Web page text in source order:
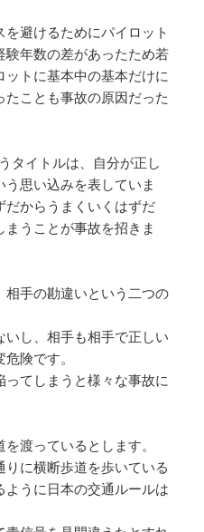
避けるためにパイロット
年数の差があったため若
トに基本中の基本だけに
ことも事故の原因だった
タイトルは、自分が正し
思い込みを表していま
だからうまくいくはずだ
うことが事故を招きま
相手の勘違いという二つの
し、相手も相手で正しい
険です。
てしまうと様々な事故に
渡っているとします。
に横断歩道を歩いている
うに日本の交通ルールは